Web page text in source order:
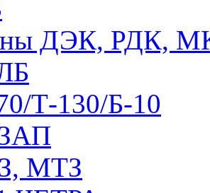
ДЭК, РДК,
Т-130/Б-10
МТЗ